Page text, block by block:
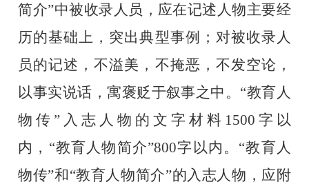
简介”中被收录人员，应在记述人物主要经
历的基础上，突出典型事例；对被收录人
员的记述，不溢美，不掩恶，不发空论，
以事实说话，寓褒贬于叙事之中。“教育人
物传”入志人物的文字材料1500字以
内，“教育人物简介”800字以内。“教育人
物传”和“教育人物简介”的入志人物，应附